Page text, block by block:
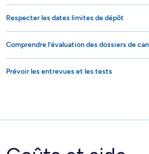
Respecter les dates limites de dépôt
Comprendre l’évaluation des dossiers de
Prévoir les entrevues et les tests